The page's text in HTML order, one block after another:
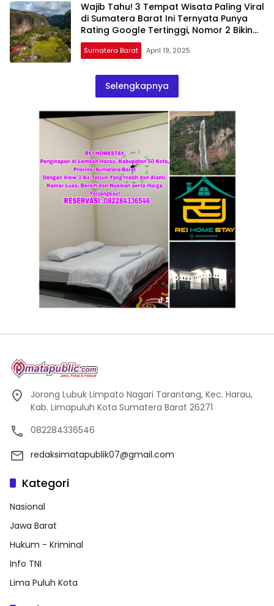
Wajib Tahu! 3 Tempat Wisata Paling Viral
di Sumatera Barat Ini Ternyata Punya
Rating Google Tertinggi, Nomor 2 Bikin
Merinding!
Sumatera Barat April 19, 2025
Selengkapnya
Jorong Lubuk Limpato Nagari Tarantang, Kec. Harau,
Kab. Limapuluh Kota Sumatera Barat 26271
082284336546
redaksimatapublik07@gmail.com
Kategori
Nasional
Jawa Barat
Hukum - Kriminal
Info TNI
Lima Puluh Kota